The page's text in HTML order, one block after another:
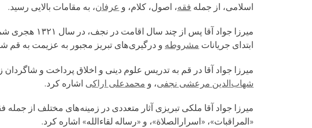
اسلامی، از جمله فقه، اصول، کلام، و عرفان، به مقامات بالایی رسید.
ابتدای جریانات مشروطه و درگیری‌های تبریز مجبور به عزیمت به قم شد
میرزا جواد آقا در قم به تدریس علوم دینی و اخلاق پرداخت و
شهاب‌الدین مرعشی نجفی، و محمدعلی اراکی اشاره کرد.
میرزا جواد آقا ملکی تبریزی آثار متعددی در زمینه‌های مختلف از
«المراقبات»، «اسرارالصلاة»، و «رساله لقاءالله» اشاره کرد.